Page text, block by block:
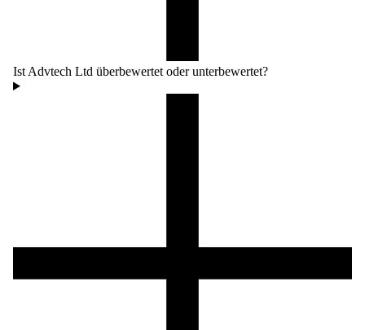
Ist Advtech Ltd überbewertet oder unterbewertet?